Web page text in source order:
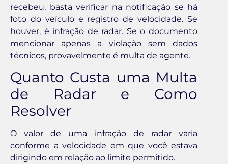
recebeu, basta verificar na notificação se há
foto do veículo e registro de velocidade. Se
houver, é infração de radar. Se o documento
mencionar apenas a violação sem dados
técnicos, provavelmente é multa de agente.
Quanto Custa uma Multa
de Radar e Como
Resolver
O valor de uma infração de radar varia
conforme a velocidade em que você estava
dirigindo em relação ao limite permitido.